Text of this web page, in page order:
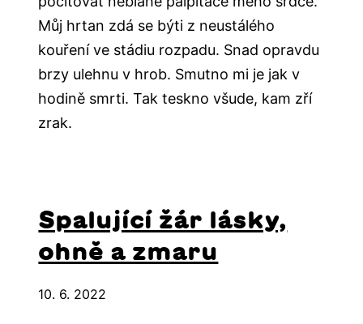
Můj hrtan zdá se býti z neustálého
kouření ve stádiu rozpadu. Snad opravdu
brzy ulehnu v hrob. Smutno mi je jak v
hodině smrti. Tak teskno všude, kam zří
zrak.
Spalující žár lásky,
ohně a zmaru
10. 6. 2022